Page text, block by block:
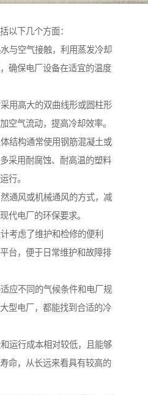
以下几个方面：
与空气接触，利用蒸发冷却
确保电厂设备在适宜的温度
用高大的双曲线形或圆柱形
空气流动，提高冷却效率。
结构通常使用钢筋混凝土或
采用耐腐蚀、耐高温的塑料
行。
通风或机械通风的方式，减
代电厂的环保要求。
考虑了维护和检修的便利
台，便于日常维护和故障排
应不同的气候条件和电厂规
型电厂，都能找到合适的冷
运行成本相对较低，且能够
命，从长远来看具有较高的